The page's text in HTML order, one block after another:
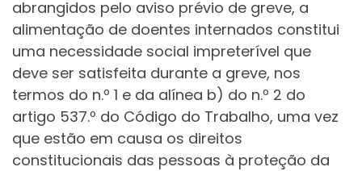
abrangidos pelo aviso prévio de greve, a
alimentação de doentes internados constitui
uma necessidade social impreterível que
deve ser satisfeita durante a greve, nos
termos do n.º 1 e da alínea b) do n.º 2 do
artigo 537.º do Código do Trabalho, uma vez
que estão em causa os direitos
constitucionais das pessoas à proteção da